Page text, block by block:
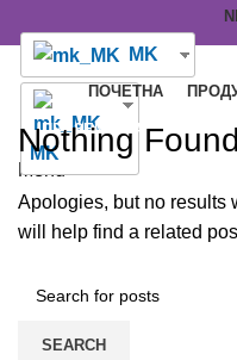
MK
MK
ПОЧЕТНА
ПРЕЗЕМИ КАТАЛОГ
Menu
Nothing Found
Apologies, but no results
will help find a related
SEARCH